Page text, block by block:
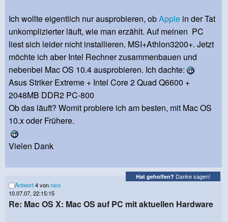
Ich wollte eigentlich nur ausprobieren, obApple in der Tat
unkomplizierter läuft, wie man erzählt. Auf meinen PC
liest sich leider nicht installieren. MSI+Athlon3200+. Jetzt
möchte ich aber Intel Rechner zusammenbauen und
nebenbei Mac OS 10.4 ausprobieren. Ich dachte:
Asus Striker Extreme + Intel Core 2 Quad Q6600 +
2048MB DDR2 PC-800
Ob das läuft? Womit probiere ich am besten, mit Mac OS
10.x oder Frühere.
Vielen Dank
Hat geholfen? Danke sagen!
Antwort4 vonnico
10.07.07, 22:15:15
Re: Mac OS X: Mac OS auf PC mit aktuellen Hardware